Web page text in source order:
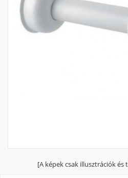
[A képek csak illusztrációk